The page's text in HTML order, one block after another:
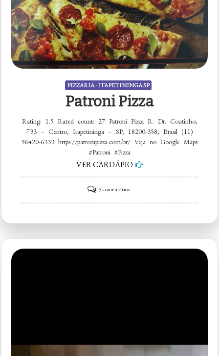
PIZZARIA - ITAPETININGA SP
Patroni Pizza
Rating: 1.5 Rated count: 27 Patroni Pizza R. Dr. Coutinho,
733 – Centro, Itapetininga – SP, 18200-358, Brasil (11)
96420-6333 https://patronipizza.com.br/ Veja no Google Maps
#Patroni #Pizza
VER CARDÁPIO
5 comentáriosem
Patroni